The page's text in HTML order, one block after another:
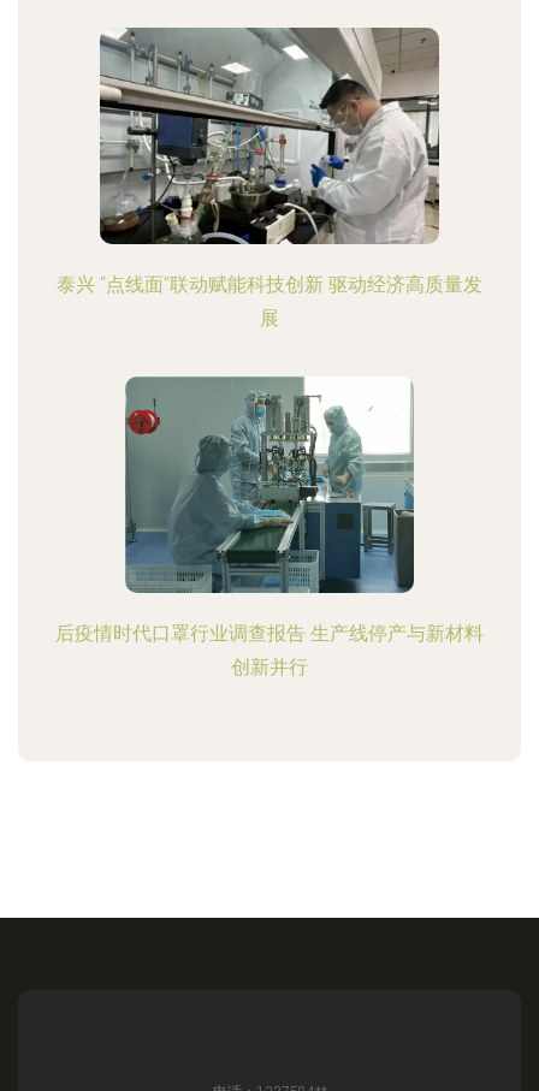
泰兴 “点线面”联动赋能科技创新 驱动经济高质量发
展
后疫情时代口罩行业调查报告 生产线停产与新材料
创新并行